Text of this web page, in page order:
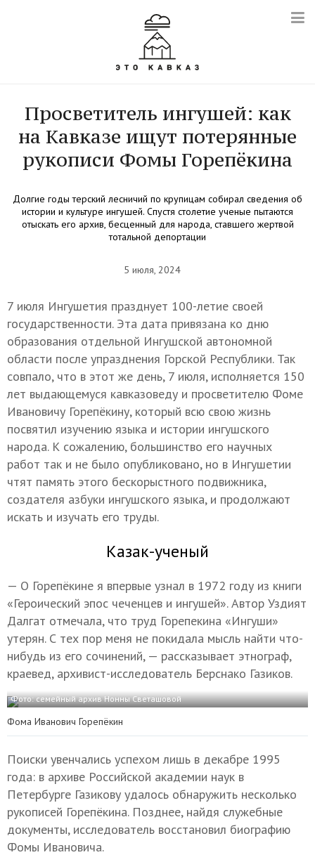
Просветитель ингушей: как
на Кавказе ищут потерянные
рукописи Фомы Горепёкина
Долгие годы терский лесничий по крупицам собирал сведения об
истории и культуре ингушей. Спустя столетие ученые пытаются
отыскать его архив, бесценный для народа, ставшего жертвой
тотальной депортации
5 июля, 2024
7 июля Ингушетия празднует 100-летие своей
государственности. Эта дата привязана ко дню
образования отдельной Ингушской автономной
области после упразднения Горской Республики. Так
совпало, что в этот же день, 7 июля, исполняется 150
лет выдающемуся кавказоведу и просветителю Фоме
Ивановичу Горепёкину, который всю свою жизнь
посвятил изучению языка и истории ингушского
народа. К сожалению, большинство его научных
работ так и не было опубликовано, но в Ингушетии
чтят память этого бескорыстного подвижника,
создателя азбуки ингушского языка, и продолжают
искать и изучать его труды.
Казак-ученый
— О Горепёкине я впервые узнал в 1972 году из книги
«Героический эпос чеченцев и ингушей». Автор Уздият
Далгат отмечала, что труд Горепекина «Ингуши»
утерян. С тех пор меня не покидала мысль найти что-
нибудь из его сочинений, — рассказывает этнограф,
краевед, архивист-исследователь Берснако Газиков.
Фото: семейный архив Нонны Светашовой
Фома Иванович Горепёкин
Поиски увенчались успехом лишь в декабре 1995
года: в архиве Российской академии наук в
Петербурге Газикову удалось обнаружить несколько
рукописей Горепёкина. Позднее, найдя служебные
документы, исследователь восстановил биографию
Фомы Ивановича.